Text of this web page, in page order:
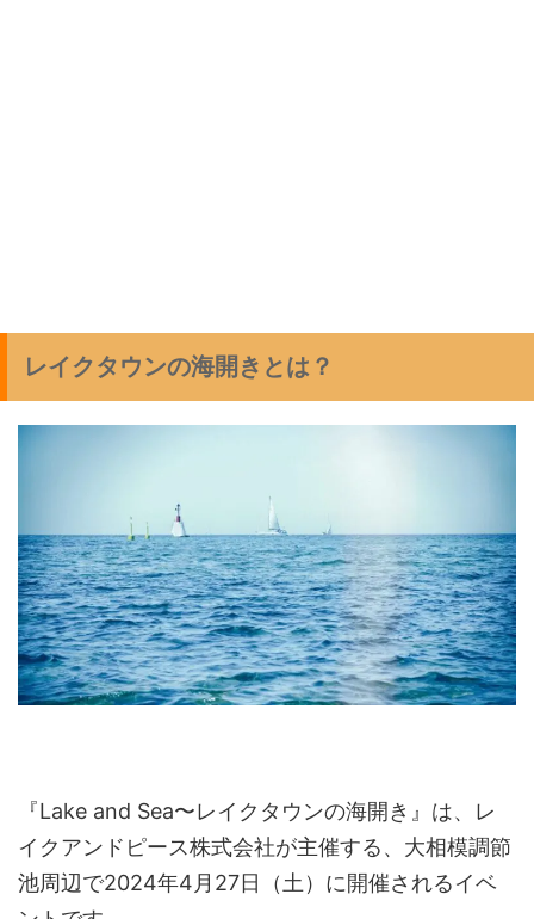
レイクタウンの海開きとは？
『Lake and Sea〜レイクタウンの海開き』は、レ
イクアンドピース株式会社が主催する、大相模調節
池周辺で2024年4月27日（土）に開催されるイベ